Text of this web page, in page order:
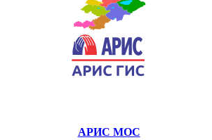
АРИС МОС